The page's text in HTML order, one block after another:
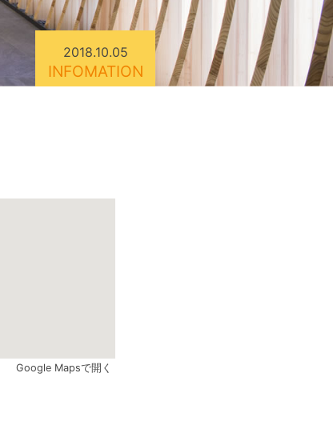
2018.10.05
INFOMATION
Google Mapsで開く